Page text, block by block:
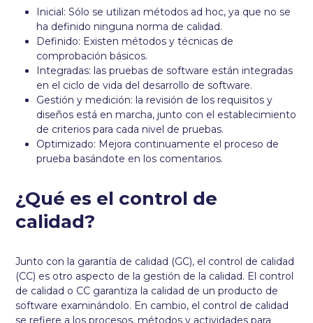
Inicial: Sólo se utilizan métodos ad hoc, ya que no se
ha definido ninguna norma de calidad.
Definido: Existen métodos y técnicas de
comprobación básicos.
Integradas: las pruebas de software están integradas
en el ciclo de vida del desarrollo de software.
Gestión y medición: la revisión de los requisitos y
diseños está en marcha, junto con el establecimiento
de criterios para cada nivel de pruebas.
Optimizado: Mejora continuamente el proceso de
prueba basándote en los comentarios.
¿Qué es el control de
calidad?
Junto con la garantía de calidad (GC), el control de calidad
(CC) es otro aspecto de la gestión de la calidad. El control
de calidad o CC garantiza la calidad de un producto de
software examinándolo. En cambio, el control de calidad
se refiere a los procesos, métodos y actividades para